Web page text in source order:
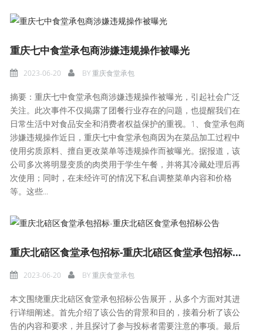
重庆七中食堂承包商涉嫌违规操作被曝光
2023-06-20 BY重庆食堂承包
摘要：重庆七中食堂承包商涉嫌违规操作被曝光，引起社会广泛
关注。此次事件不仅揭露了团餐行业存在的问题，也提醒我们在
日常生活中对食品安全和消费者权益保护的重视。1、食堂承包商
涉嫌违规操作近日，重庆七中食堂承包商因为在菜品加工过程中
使用劣质原料、擅自更改菜单等违规操作而被曝光。据报道，该
公司多次将明显变质的肉类用于学生午餐，并将其冷藏处理后再
次使用；同时，在未经许可的情况下私自调整菜单内容和价格
等。这些...
重庆北碚区食堂承包招标-重庆北碚区食堂承包招标公告
2023-06-20 BY重庆食堂承包
本文围绕重庆北碚区食堂承包招标公告展开，从多个方面对其进
行详细阐述。首先介绍了该公告的背景和目的，接着分析了该公
告的内容和要求，并且探讨了参与投标者需要注意的事项。最后